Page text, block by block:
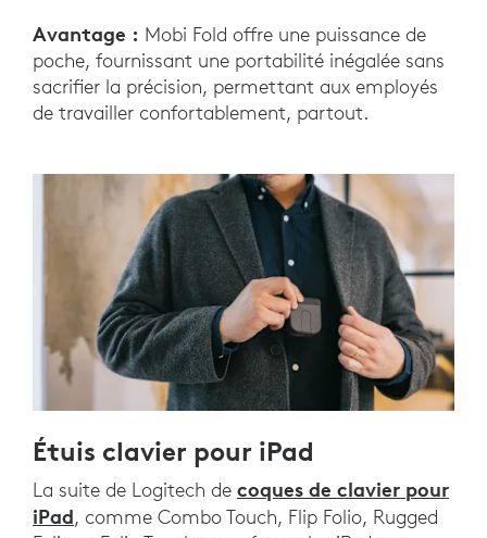
Avantage : Mobi Fold offre une puissance de
poche, fournissant une portabilité inégalée sans
sacrifier la précision, permettant aux employés
de travailler confortablement, partout.
Étuis clavier pour iPad
La suite de Logitech de coques de clavier pour
iPad, comme Combo Touch, Flip Folio, Rugged